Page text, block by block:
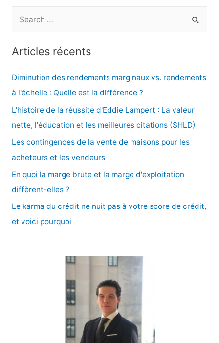
e
r
:
Articles récents
Diminution des rendements marginaux vs. rendements
à l'échelle : Quelle est la différence ?
L'histoire de la réussite d'Eddie Lampert : La valeur
nette, l'éducation et les meilleures citations (SHLD)
Les contingences de la vente de maisons pour les
acheteurs et les vendeurs
En quoi la marge brute et la marge d'exploitation
diffèrent-elles ?
Le karma du crédit ne nuit pas à votre score de crédit,
et voici pourquoi